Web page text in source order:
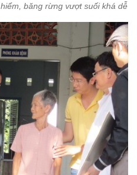
băng rừng vượt suối khá dễ